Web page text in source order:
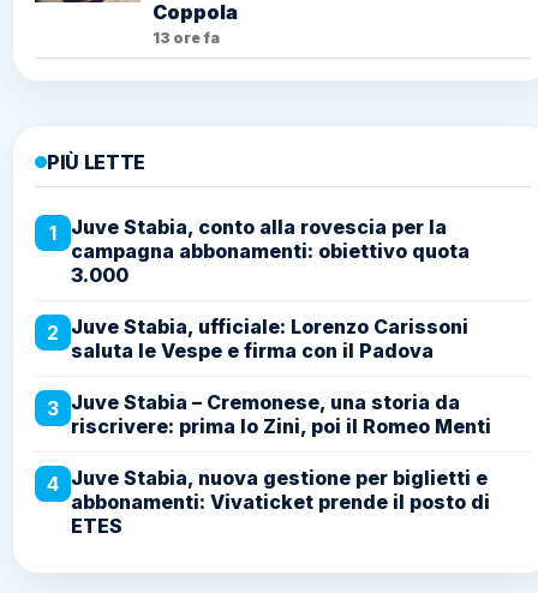
Coppola
13 ore fa
PIÙ LETTE
1
Juve Stabia, conto alla rovescia per la
campagna abbonamenti: obiettivo quota
3.000
2 Juve Stabia, ufficiale: Lorenzo Carissoni
saluta le Vespe e firma con il Padova
3 Juve Stabia – Cremonese, una storia da
riscrivere: prima lo Zini, poi il Romeo Menti
4 Juve Stabia, nuova gestione per biglietti e
abbonamenti: Vivaticket prende il posto di
ETES